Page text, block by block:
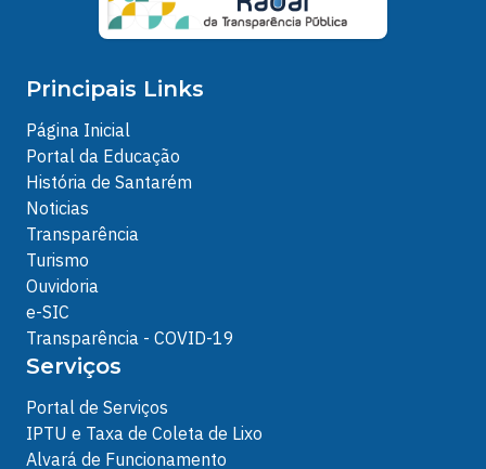
Principais Links
Página Inicial
Portal da Educação
História de Santarém
Noticias
Transparência
Turismo
Ouvidoria
e-SIC
Transparência - COVID-19
Serviços
Portal de Serviços
IPTU e Taxa de Coleta de Lixo
Alvará de Funcionamento